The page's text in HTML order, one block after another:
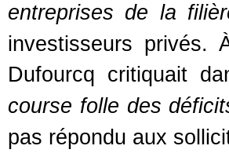
entreprises de la
investisseurs privés.
Dufourcq critiquait
course folle des
pas répondu aux